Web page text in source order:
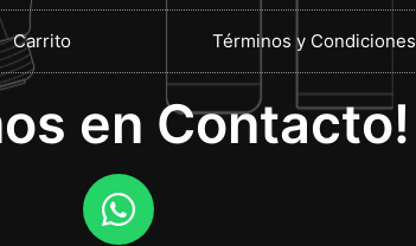
Carrito Términos y Condiciones
en Contacto!